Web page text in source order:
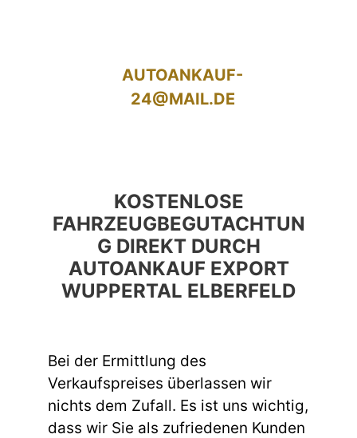
AUTOANKAUF-
24@MAIL.DE
KOSTENLOSE
FAHRZEUGBEGUTACHTUN
G DIREKT DURCH
AUTOANKAUF EXPORT
WUPPERTAL ELBERFELD
Bei der Ermittlung des
Verkaufspreises überlassen wir
nichts dem Zufall. Es ist uns wichtig,
dass wir Sie als zufriedenen Kunden